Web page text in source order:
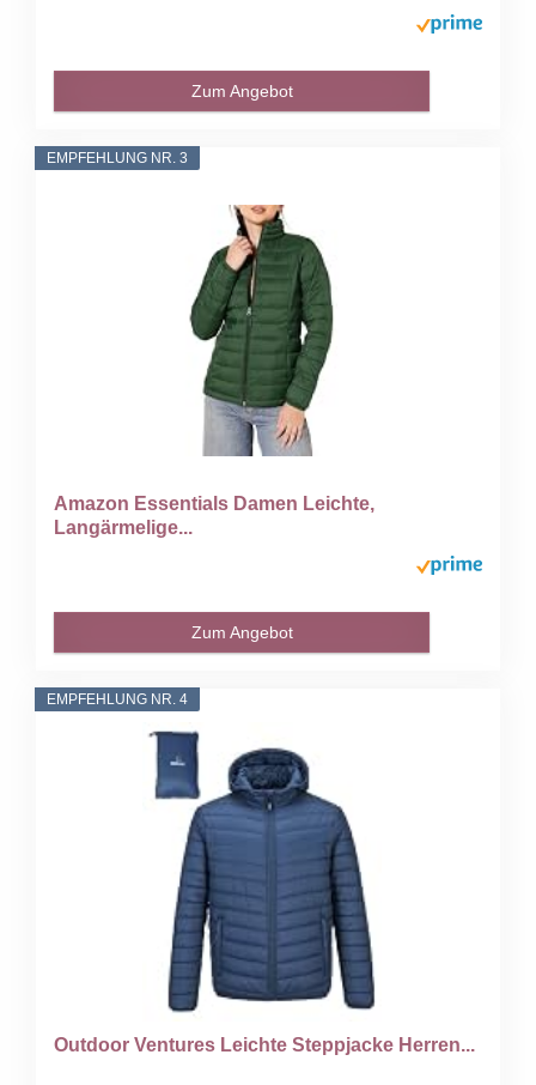
Zum Angebot
EMPFEHLUNG NR. 3
Amazon Essentials Damen Leichte,
Langärmelige...
Zum Angebot
EMPFEHLUNG NR. 4
Outdoor Ventures Leichte Steppjacke Herren...